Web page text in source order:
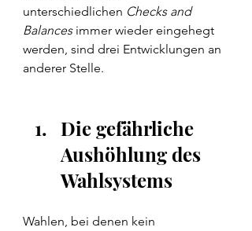
unterschiedlichen Checks and
Balances immer wieder eingehegt
werden, sind drei Entwicklungen an
anderer Stelle.
Die gefährliche
Aushöhlung des
Wahlsystems
Wahlen, bei denen kein